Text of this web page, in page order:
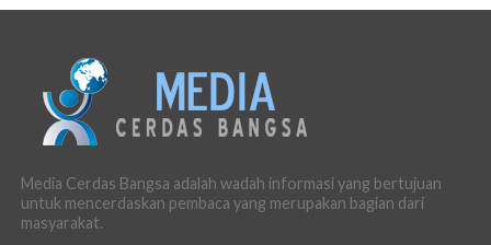
Media Cerdas Bangsa adalah wadah informasi yang bertujuan
untuk mencerdaskan pembaca yang merupakan bagian dari
masyarakat.